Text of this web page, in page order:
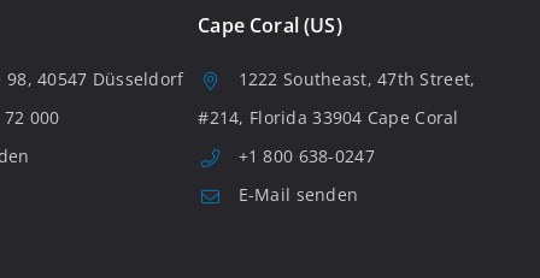
98, 40547 Düsseldorf
000
Cape Coral (US)
1222 Southeast, 47th Street,
#214, Florida 33904 Cape Coral
+1 800 638-0247
E-Mail senden